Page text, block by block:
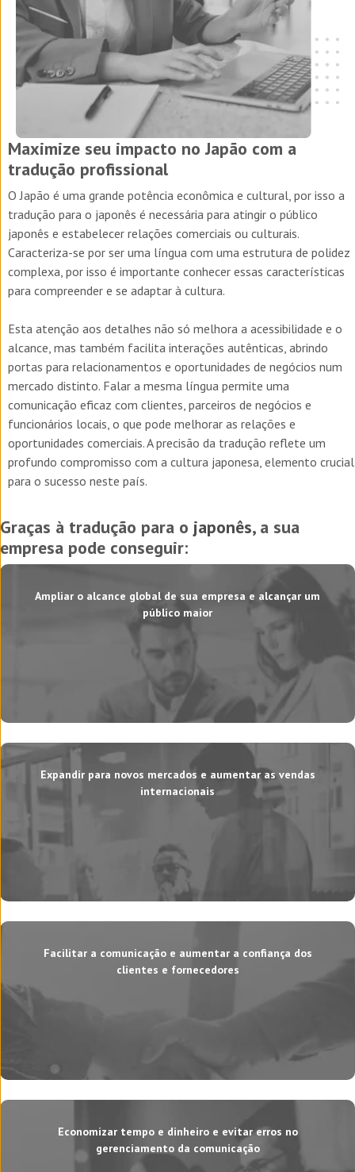
Maximize seu impacto no Japão com a
tradução profissional
O Japão é uma grande potência econômica e cultural, por isso a
tradução para o japonês é necessária para atingir o público
japonês e estabelecer relações comerciais ou culturais.
Caracteriza-se por ser uma língua com uma estrutura de polidez
complexa, por isso é importante conhecer essas características
para compreender e se adaptar à cultura.
Esta atenção aos detalhes não só melhora a acessibilidade e o
alcance, mas também facilita interações autênticas, abrindo
portas para relacionamentos e oportunidades de negócios num
mercado distinto. Falar a mesma língua permite uma
comunicação eficaz com clientes, parceiros de negócios e
funcionários locais, o que pode melhorar as relações e
oportunidades comerciais. A precisão da tradução reflete um
profundo compromisso com a cultura japonesa, elemento crucial
para o sucesso neste país.
Graças à tradução para o japonês, a sua
empresa pode conseguir:
Ampliar o alcance global de sua empresa e alcançar um
público maior
Expandir para novos mercados e aumentar as vendas
internacionais
Facilitar a comunicação e aumentar a confiança dos
clientes e fornecedores
Economizar tempo e dinheiro e evitar erros no
gerenciamento da comunicação